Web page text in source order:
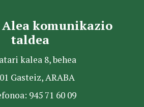
komunikazio
taldea
kalea 8, behea
Gasteiz, ARABA
945 71 60 09